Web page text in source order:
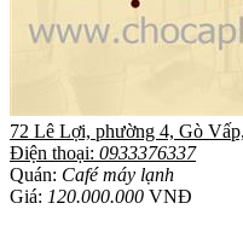
72 Lê Lợi, phường 4, Gò
Điện thoại: 0933376337
Quán: Café máy lạnh
Giá: 120.000.000 VNĐ